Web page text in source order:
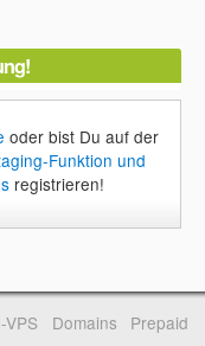
oder bist Du auf der
Funktion und
registrieren!
VPS Domains
Prepaid